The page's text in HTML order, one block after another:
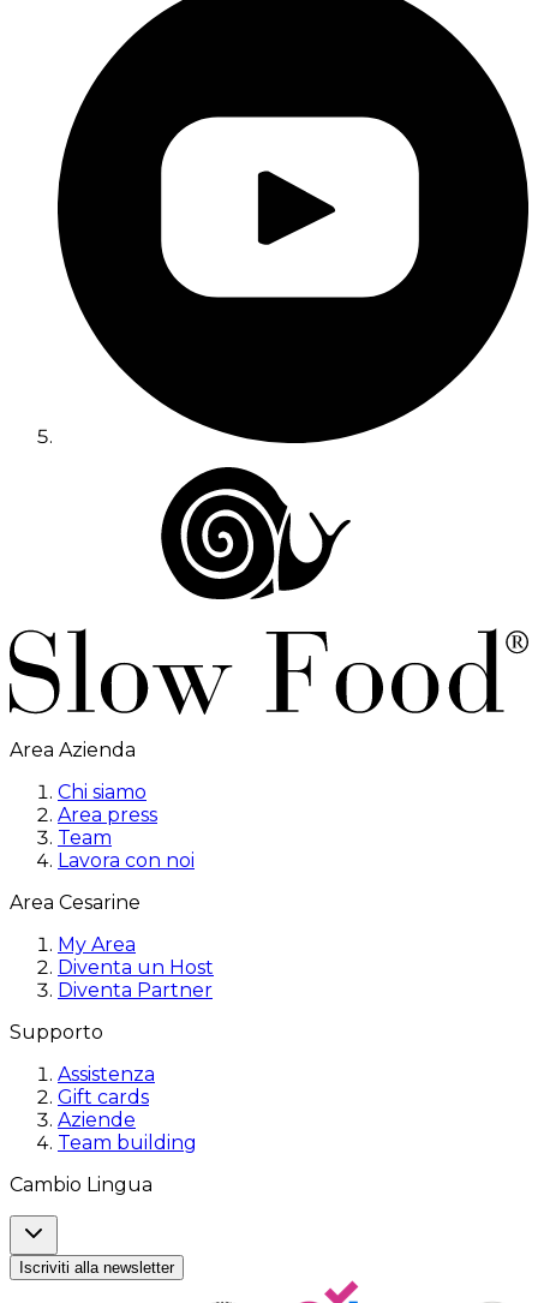
Area Azienda
Chi siamo
Area press
Team
Lavora con noi
Area Cesarine
My Area
Diventa un Host
Diventa Partner
Supporto
Assistenza
Gift cards
Aziende
Team building
Cambio Lingua
Iscriviti alla newsletter